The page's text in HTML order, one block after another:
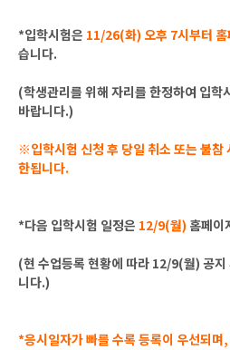
*입학시험은 11/26(화) 오후 7시부터
습니다.
(학생관리를 위해 자리를 한정하여 입학
바랍니다.)
※입학시험 신청 후 당일 취소 또는 불참
한됩니다.
*다음 입학시험 일정은 12/9(월) 홈페이
(현 수업등록 현황에 따라 12/9(월) 공지
니다.)
*응시일자가 빠를 수록 등록이 우선되며